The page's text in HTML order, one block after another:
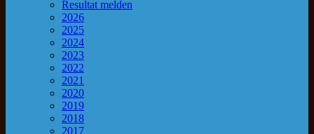
Resultat melden
2026
2025
2024
2023
2022
2021
2020
2019
2018
2017